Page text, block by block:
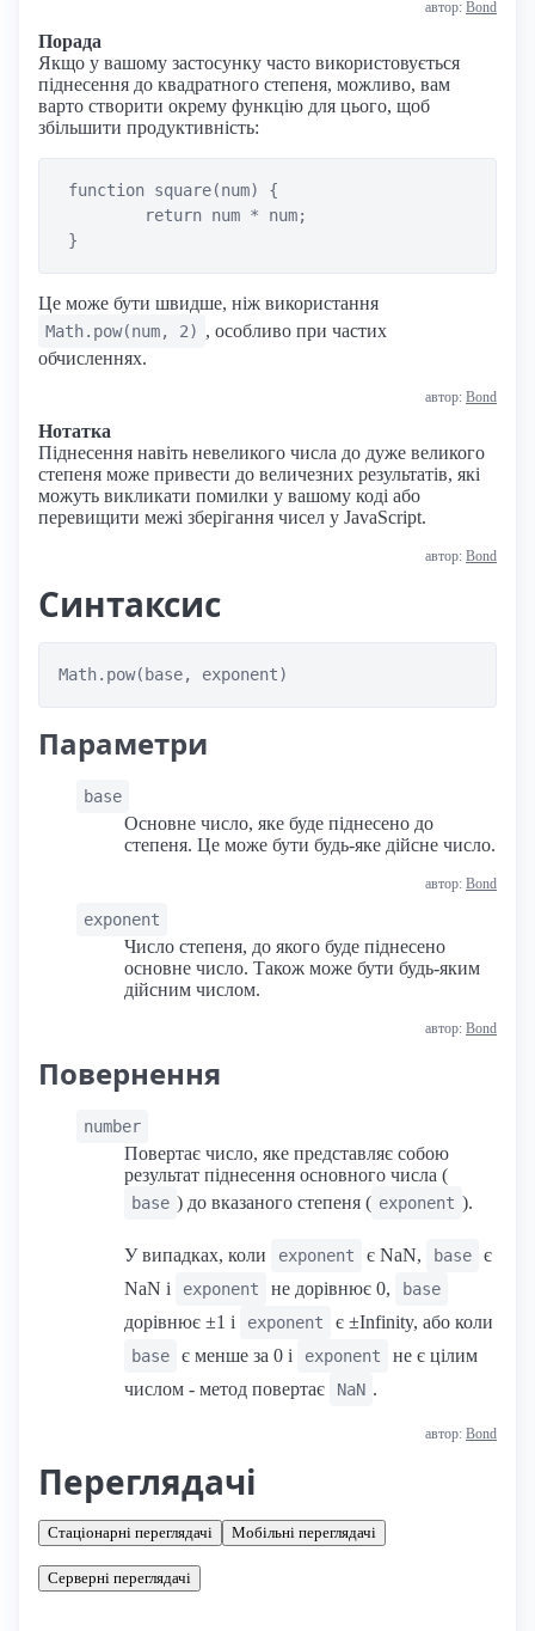
автор: Bond
Порада
Якщо у вашому застосунку часто використовується
піднесення до квадратного степеня, можливо, вам
варто створити окрему функцію для цього, щоб
збільшити продуктивність:
function square(num) {
Це може бути швидше, ніж використання
Math.pow(num, 2) , особливо при частих
обчисленнях.
автор: Bond
Нотатка
Піднесення навіть невеликого числа до дуже великого
степеня може привести до величезних результатів, які
можуть викликати помилки у вашому коді або
перевищити межі зберігання чисел у JavaScript.
автор: Bond
Синтаксис
Math.pow(base, exponent)
Параметри
base
Основне число, яке буде піднесено до
степеня. Це може бути будь-яке дійсне число.
автор: Bond
exponent
Число степеня, до якого буде піднесено
основне число. Також може бути будь-яким
дійсним числом.
автор: Bond
Повернення
number
Повертає число, яке представляє собою
результат піднесення основного числа (
base ) до вказаного степеня ( exponent ).
У випадках, коли exponent є NaN, base
є
NaN і
exponent не дорівнює 0, base
дорівнює ±1 і exponent є ±Infinity, або коли
base є менше за 0 і exponent
не є цілим
числом - метод повертає
NaN .
автор: Bond
Переглядачі
Стаціонарні переглядачі Мобільні переглядачі
Серверні переглядачі